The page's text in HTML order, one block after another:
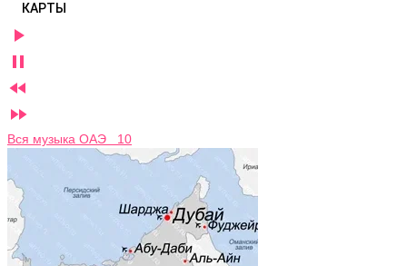
КАРТЫ




Вся музыка ОАЭ 10